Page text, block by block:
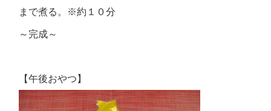
まで煮る。※約１０分
～完成～
【午後おやつ】